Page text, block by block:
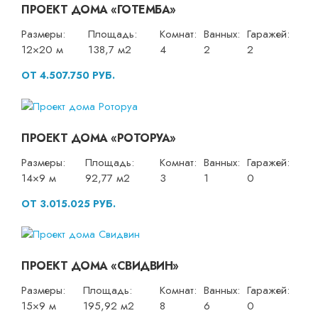
ПРОЕКТ ДОМА «ГОТЕМБА»
Размеры:
12×20 м
Площадь:
138,7 м2
Комнат:
4
Ванных:
2
Гаражей:
2
ОТ 4.507.750 РУБ.
ПРОЕКТ ДОМА «РОТОРУА»
Размеры:
14×9 м
Площадь:
92,77 м2
Комнат:
3
Ванных:
1
Гаражей:
0
ОТ 3.015.025 РУБ.
ПРОЕКТ ДОМА «СВИДВИН»
Размеры:
15×9 м
Площадь:
195,92 м2
Комнат:
8
Ванных:
6
Гаражей:
0